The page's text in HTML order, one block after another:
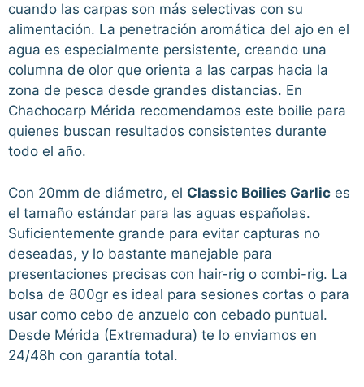
cuando las carpas son más selectivas con su
alimentación. La penetración aromática del ajo en el
agua es especialmente persistente, creando una
columna de olor que orienta a las carpas hacia la
zona de pesca desde grandes distancias. En
Chachocarp Mérida recomendamos este boilie para
quienes buscan resultados consistentes durante
todo el año.
Con 20mm de diámetro, el Classic Boilies Garlic es
el tamaño estándar para las aguas españolas.
Suficientemente grande para evitar capturas no
deseadas, y lo bastante manejable para
presentaciones precisas con hair-rig o combi-rig. La
bolsa de 800gr es ideal para sesiones cortas o para
usar como cebo de anzuelo con cebado puntual.
Desde Mérida (Extremadura) te lo enviamos en
24/48h con garantía total.